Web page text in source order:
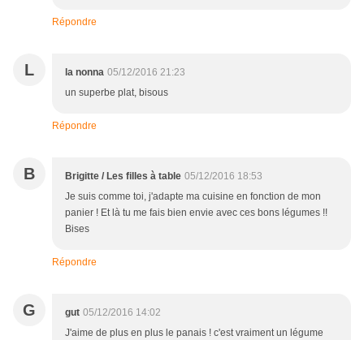
Répondre
L la nonna 05/12/2016 21:23
un superbe plat, bisous
Répondre
B Brigitte / Les filles à table 05/12/2016 18:53
Je suis comme toi, j'adapte ma cuisine en fonction de mon
panier ! Et là tu me fais bien envie avec ces bons légumes !!
Bises
Répondre
G gut 05/12/2016 14:02
J'aime de plus en plus le panais ! c'est vraiment un légume